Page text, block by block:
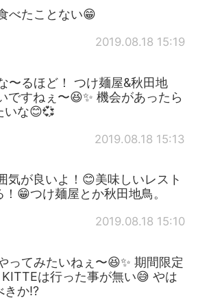
べたことない😁
2019.08.18 15:19
〜るほど！ つけ麺屋&秋田地
ですねぇ〜😆✨ 機会があったら
いな😊💞
2019.08.18 15:13
気が良いよ！😊美味しいレスト
！😁つけ麺屋とか秋田地鳥。
2019.08.18 15:10
ってみたいねぇ〜😆✨ 期間限定
は行った事が無い😅 やは
きか⁉️